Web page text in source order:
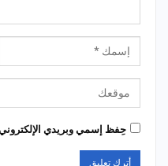
حِفظ إسمي وبريدي